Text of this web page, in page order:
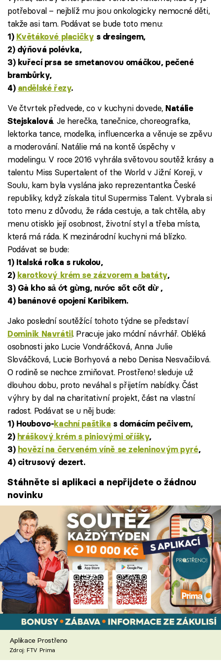
potřeboval – nejblíž mu jsou onkologicky nemocné děti,
takže asi tam. Podávat se bude toto menu:
1) Květákové placičky s dresingem,
2) dýňová polévka,
3) kuřecí prsa se smetanovou omáčkou, pečené
brambůrky,
4) andělské řezy.
Ve čtvrtek předvede, co v kuchyni dovede, Natálie
Stejskalová. Je herečka, tanečnice, choreografka,
lektorka tance, modelka, influencerka a věnuje se zpěvu
a moderování. Natálie má na kontě úspěchy v
modelingu. V roce 2016 vyhrála světovou soutěž krásy a
talentu Miss Supertalent of the World v Jižní Koreji, v
Soulu, kam byla vyslána jako reprezentantka České
republiky, když získala titul Supermiss Talent. Vybrala si
toto menu z důvodu, že ráda cestuje, a tak chtěla, aby
menu otisklo její osobnost, životní styl a třeba místa,
která má ráda. K mezinárodní kuchyni má blízko.
Podávat se bude:
1) Italská rolka s rukolou,
2) karotkový krém se zázvorem a batáty,
3) Gà kho sả ớt gừng, nước sốt cốt dừ ,
4) banánové opojení Karibikem.
Jako poslední soutěžící tohoto týdne se představí
Dominik Navrátil. Pracuje jako módní návrhář. Obléká
osobnosti jako Lucie Vondráčková, Anna Julie
Slováčková, Lucie Borhyová a nebo Denisa Nesvačilová.
O rodině se nechce zmiňovat. Prostřeno! sleduje už
dlouhou dobu, proto neváhal s přijetím nabídky. Část
výhry by dal na charitativní projekt, část na vlastní
radost. Podávat se u něj bude:
1) Houbovo-kachní paštika s domácím pečivem,
2) hráškový krém s piniovými oříšky,
3) hovězí na červeném víně se zeleninovým pyré,
4) citrusový dezert.
Stáhněte si aplikaci a nepřijdete o žádnou
novinku
Aplikace Prostřeno
Zdroj: FTV Prima